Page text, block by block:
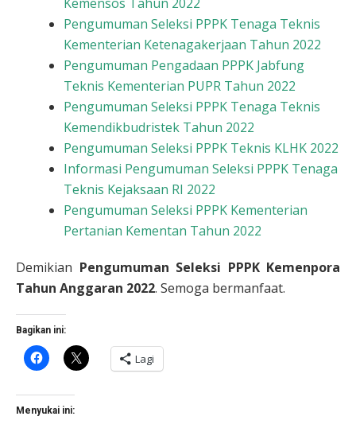
Pengumuman Seleksi PPPK Tenaga Teknis
Kementerian Ketenagakerjaan Tahun 2022
Pengumuman Pengadaan PPPK Jabfung
Teknis Kementerian PUPR Tahun 2022
Pengumuman Seleksi PPPK Tenaga Teknis
Kemendikbudristek Tahun 2022
Pengumuman Seleksi PPPK Teknis KLHK 2022
Informasi Pengumuman Seleksi PPPK Tenaga
Teknis Kejaksaan RI 2022
Pengumuman Seleksi PPPK Kementerian
Pertanian Kementan Tahun 2022
Demikian Pengumuman Seleksi PPPK Kemenpora
Tahun Anggaran 2022. Semoga bermanfaat.
Bagikan ini:
Klik
untuk
Facebook(Membuka
di
jendela
Klik
untuk
berbagi
Lagi
Menyukai ini: